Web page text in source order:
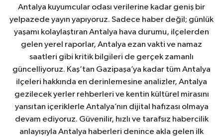
Antalya kuyumcular odası verilerine kadar geniş bir
yelpazede yayın yapıyoruz. Sadece haber değil; günlük
yaşamı kolaylaştıran Antalya hava durumu, ilçelerden
gelen yerel raporlar, Antalya ezan vakti ve namaz
saatleri gibi kritik bilgileri de gerçek zamanlı
güncelliyoruz. Kaş’tan Gazipaşa’ya kadar tüm Antalya
ilçeleri hakkında en derinlemesine analizler, Antalya
gezilecek yerler rehberleri ve kentin kültürel mirasını
yansıtan içeriklerle Antalya’nın dijital hafızası olmaya
devam ediyoruz. Güvenilir, hızlı ve tarafsız habercilik
anlayışıyla Antalya haberleri denince akla gelen ilk